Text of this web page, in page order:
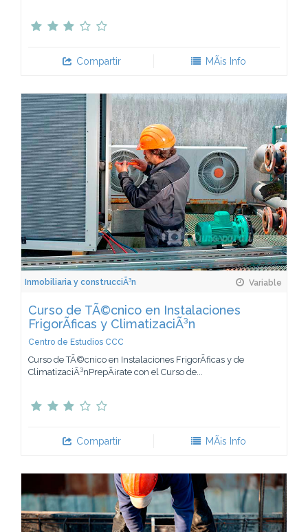
Compartir MÃ¡s Info
Inmobiliaria y construcciÃ³n Variable
Curso de TÃ©cnico en Instalaciones
FrigorÃ­ficas y ClimatizaciÃ³n
Centro de Estudios CCC
Curso de TÃ©cnico en Instalaciones FrigorÃ­ficas y de
ClimatizaciÃ³nPrepÃ¡rate con el Curso de...
Compartir MÃ¡s Info